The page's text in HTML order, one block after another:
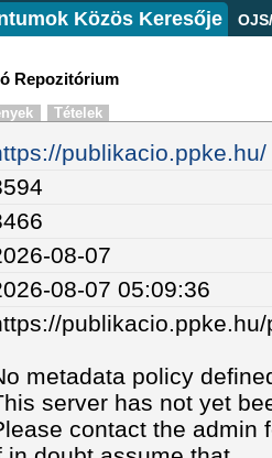
Közös Keresője
Repozitórium
Tételek
publikacio.ppke.hu/
08-07
08-07 05:09:36
metadata policy
server has not yet
contact the admin